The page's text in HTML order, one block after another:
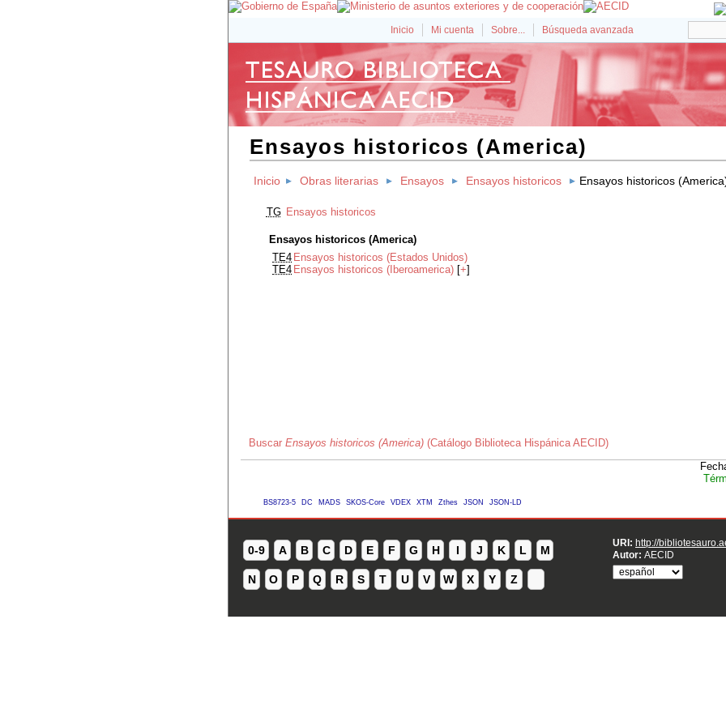
Inicio Mi cuenta Sobre... Búsqueda avanzada
Ensayos historicos (America)
Inicio Obras literarias Ensayos Ensayos historicos Ensayos historicos
TG Ensayos historicos
Ensayos historicos (America)
TE4 Ensayos historicos (Estados Unidos)
TE4 Ensayos historicos (Iberoamerica) [+]
Buscar Ensayos historicos (America) (Catálogo Biblioteca Hispánica AECID)
BS8723-5 DC MADS SKOS-Core VDEX XTM Zthes JSON JSON-LD
0-9 A B C D E F G H I J K L M
N O P Q R S T U V W X Y Z
URI: http://
Autor: AECID